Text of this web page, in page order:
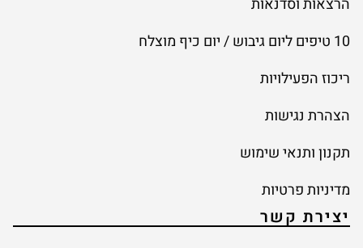
הרצאות וסדנאות
10 טיפים ליום גיבוש / יום כיף מוצלח
ריכוז הפעילויות
הצהרת נגישות
תקנון ותנאי שימוש
מדיניות פרטיות
יצירת קשר